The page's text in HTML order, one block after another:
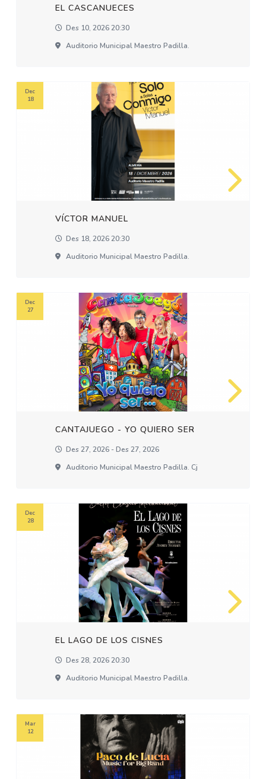
EL CASCANUECES
Des 10, 2026 20:30
Auditorio Municipal Maestro Padilla.
VÍCTOR MANUEL
Des 18, 2026 20:30
Auditorio Municipal Maestro Padilla.
Dec
18
CANTAJUEGO - YO QUIERO SER
Des 27, 2026 - Des 27, 2026
Auditorio Municipal Maestro Padilla. Cj
Dec
27
EL LAGO DE LOS CISNES
Des 28, 2026 20:30
Auditorio Municipal Maestro Padilla.
Dec
28
Mar
12